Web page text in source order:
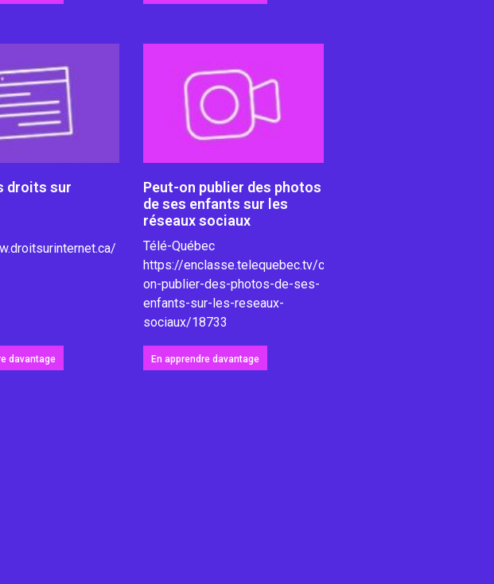
droits sur
davantage
Peut-on publier des photos
de ses enfants sur les
réseaux sociaux
Télé-Québec
https://enclasse.telequebec.tv/contenu/Peut-
on-publier-des-photos-de-ses-
enfants-sur-les-reseaux-
sociaux/18733
En apprendre davantage